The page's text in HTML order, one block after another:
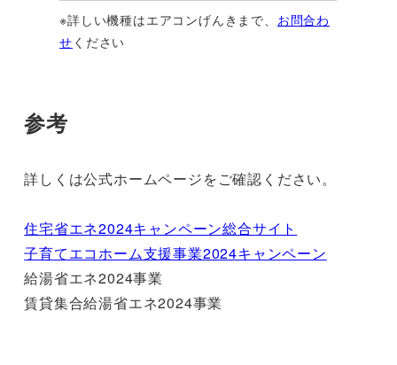
※詳しい機種はエアコンげんきまで、 お問合わ
せ ください
参考
詳しくは公式ホームページをご確認ください。
住宅省エネ2024キャンペーン総合サイト
子育てエコホーム支援事業2024キャンペーン
給湯省エネ2024事業
賃貸集合給湯省エネ2024事業